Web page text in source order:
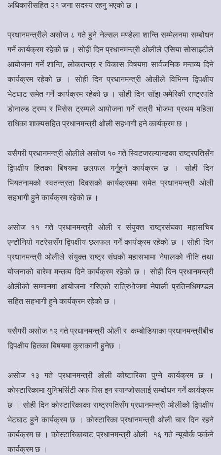
अधिकारीसहित २१ जना सदस्य रहनु भएको छ ।
प्रधानमन्त्रीले असोज ८ गते हुने नेल्सल मण्डेला शान्ति सम्मेलनमा सम्बोधन
गर्ने कार्यक्रम रहेको छ । सोही दिन प्रधानमन्त्री ओलीले एसिया सोसाइटीले
आयोजना गर्ने शान्ति, लोकतन्त्र र विकास विषयमा सार्वजनिक मन्तव्य दिने
कार्यक्रम रहेको छ । सोही दिन प्रधानमन्त्री ओलीले विभिन्न द्विपक्षीय
भेटघाट समेत गर्ने कार्यक्रम रहेको छ । सोही दिन साँझ अमेरिकी राष्ट्रपति
डोनाल्ड ट्रम्प र मिसेस ट्रम्पले आयोजना गर्ने रात्री भोजमा प्रथम महिला
राधिका शाक्यसहित प्रधानमन्त्री ओली सहभागी हने कार्यक्रम छ ।
यसैगरी प्रधानमन्त्री ओलीले असोज १० गते स्विटजरल्यान्डका राष्ट्रपतिसँग
द्विपक्षीय हितका बिषयमा छलफल गर्नुहुने कार्यक्रम छ । सोही दिन
भियतनामको स्वतन्त्रता दिवसको कार्यक्रममा समेत प्रधानमन्त्री ओली
सहभागी हुने कार्यक्रम रहेको छ ।
असोज ११ गते प्रधानमन्त्री ओली र संयुक्त राष्ट्रसंघका महासचिब
एन्टोनियो गटरेससँग द्विपक्षीय छलफल गर्ने कार्यक्रम रहेको छ । सोही दिन
प्रधानमन्त्री ओलीले संयुक्त राष्ट्र संघको महासभामा नेपालको नीति तथा
योजनाको बारेमा मन्तव्य दिने कार्यक्रम रहेको छ । सोही दिन प्रधानमन्त्री
ओलीको सम्मानमा आयोजना गरिएको रात्रिभोजमा नेपाली प्रतिनधिमण्डल
सहित सहभागी हुने कार्यक्रम रहेको छ ।
यसैगरी असोज १२ गते प्रधानमन्त्री ओली र कम्बोडियाका प्रधानमन्त्रीबीच
द्विपक्षीय हितका बिषयमा कुराकानी हुनेछ ।
असोज १३ गते प्रधानमन्त्री ओली कोष्टारिका पुग्ने कार्यक्रम छ ।
कोस्टारिकामा युनिभर्सिटी अफ पिस इन स्यान्जोसलाई सम्बोधन गर्ने कार्यक्रम
छ । सोही दिन कोस्टारिकाका राष्ट्रपतिसँग प्रधानमन्त्री ओलीको द्विपक्षीय
भेटघाट हुने कार्यक्रम छ । कोस्टारिका प्रधानमन्त्री ओली चार दिन रहने
कार्यक्रम छ । कोस्टारिकाबाट प्रधानमन्त्री ओली १६ गते न्यूयोर्क फर्कने
कार्यक्रम छ ।